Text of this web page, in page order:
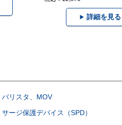
詳細を見る
バリスタ、MOV
ージ保護デバイス（SPD）